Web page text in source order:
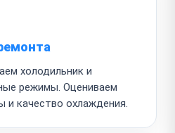
холодильник и
режимы. Оцениваем
и качество охлаждения.